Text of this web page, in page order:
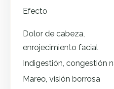
Efecto
Dolor de cabeza,
enrojecimiento facial
Indigestión, congestión
Mareo, visión borrosa